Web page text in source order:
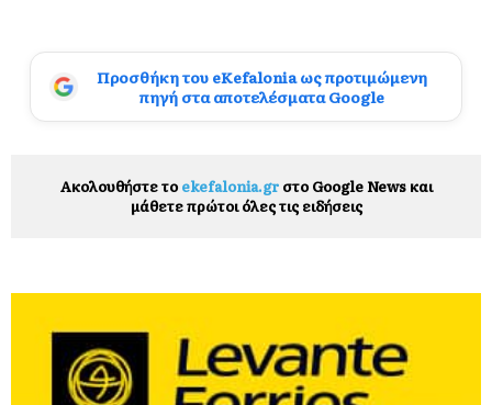
Προσθήκη του eKefalonia ως προτιμώμενη
πηγή στα αποτελέσματα Google
Ακολουθήστε το ekefalonia.grστο Google News και
μάθετε πρώτοι όλες τις ειδήσεις